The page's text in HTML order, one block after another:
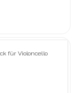
für Violoncello